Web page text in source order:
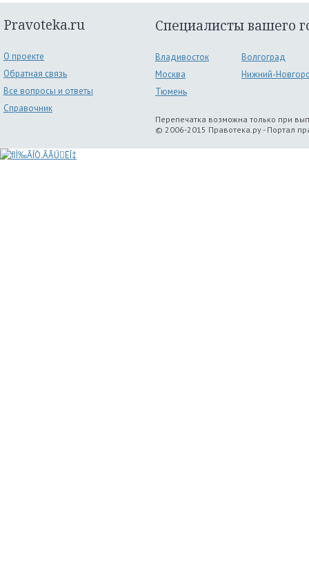
Pravoteka.ru
О проекте
Обратная связь
Все вопросы и ответы
Справочник
Специалисты вашего
Владивосток
Волгоград
Москва
Нижний-
Тюмень
Перепечатка возможна только при
© 2006-2015 Правотека.ру - Портал